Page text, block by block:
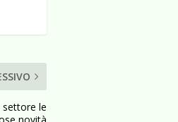
settore le